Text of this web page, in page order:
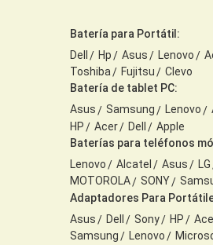
Batería para Portátil:
Dell
Hp Asus Lenovo
Toshiba
Fujitsu
Clevo
Batería de tablet PC:
Asus
Samsung Lenovo
HP
Acer Dell
Apple
Baterías para teléfonos
Lenovo
Alcatel Asus
LG
MOTOROLA
SONY
Adaptadores Para
Asus
Dell Sony HP
Samsung
Lenovo